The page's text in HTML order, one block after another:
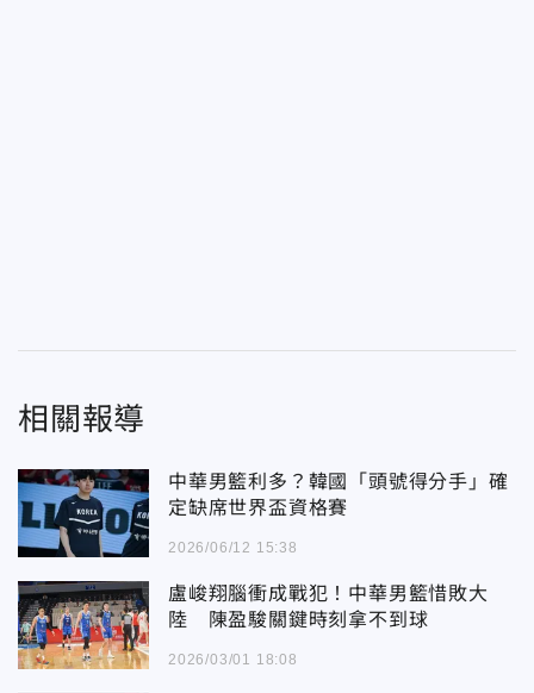
相關報導
中華男籃利多？韓國「頭號得分手」確
定缺席世界盃資格賽
2026/06/12 15:38
盧峻翔腦衝成戰犯！中華男籃惜敗大
陸 陳盈駿關鍵時刻拿不到球
2026/03/01 18:08